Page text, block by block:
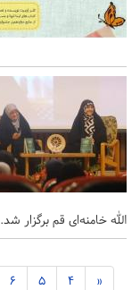
­الله خامنه‌­ای قم برگزار شد.
«
4
5
6